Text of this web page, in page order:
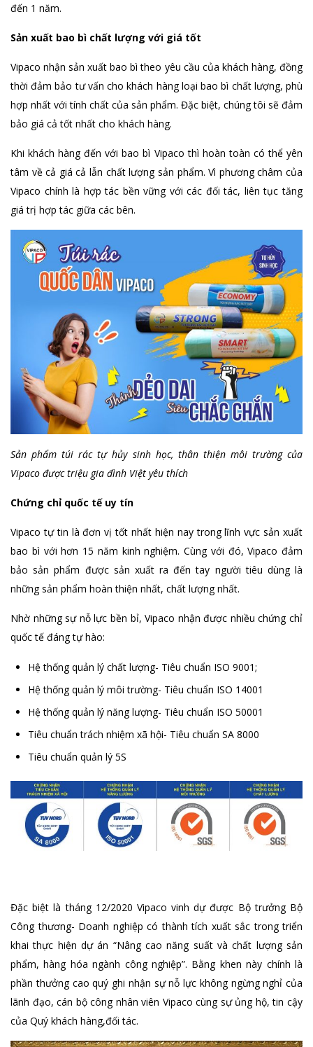
đến 1 năm.
Sản xuất bao bì chất lượng với giá tốt
Vipaco nhận sản xuất bao bì theo yêu cầu của khách hàng, đồng
thời đảm bảo tư vấn cho khách hàng loại bao bì chất lượng, phù
hợp nhất với tính chất của sản phẩm. Đặc biệt, chúng tôi sẽ đảm
bảo giá cả tốt nhất cho khách hàng.
Khi khách hàng đến với bao bì Vipaco thì hoàn toàn có thể yên
tâm về cả giá cả lẫn chất lượng sản phẩm. Vì phương châm của
Vipaco chính là hợp tác bền vững với các đối tác, liên tục tăng
giá trị hợp tác giữa các bên.
Sản phẩm túi rác tự hủy sinh học, thân thiện môi trường của
Vipaco được triệu gia đình Việt yêu thích
Chứng chỉ quốc tế uy tín
Vipaco tự tin là đơn vị tốt nhất hiện nay trong lĩnh vực sản xuất
bao bì với hơn 15 năm kinh nghiệm. Cùng với đó, Vipaco đảm
bảo sản phẩm được sản xuất ra đến tay người tiêu dùng là
những sản phẩm hoàn thiện nhất, chất lượng nhất.
Nhờ những sự nỗ lực bền bỉ, Vipaco nhận được nhiều chứng chỉ
quốc tế đáng tự hào:
Hệ thống quản lý chất lượng- Tiêu chuẩn ISO 9001;
Hệ thống quản lý môi trường- Tiêu chuẩn ISO 14001
Hệ thống quản lý năng lượng- Tiêu chuẩn ISO 50001
Tiêu chuẩn trách nhiệm xã hội- Tiêu chuẩn SA 8000
Tiêu chuẩn quản lý 5S
Đặc biệt là tháng 12/2020 Vipaco vinh dự được Bộ trưởng Bộ
Công thương- Doanh nghiệp có thành tích xuất sắc trong triển
khai thực hiện dự án “Nâng cao năng suất và chất lượng sản
phẩm, hàng hóa ngành công nghiệp”. Bằng khen này chính là
phần thưởng cao quý ghi nhận sự nỗ lực không ngừng nghỉ của
lãnh đạo, cán bộ công nhân viên Vipaco cùng sự ủng hộ, tin cậy
của Quý khách hàng,đối tác.